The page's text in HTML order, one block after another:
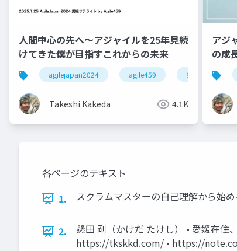
人間中心の先へ〜アジャイルを25年見続
けてきた僕が目指すこれからの未来
agilejapan2024 agile459 生命システム
Takeshi Kakeda 4.1K
アジ
の成
各ページのテキスト
1.
スクラムマスターの自己理解から始
2.
懸田 剛（かけだ たけし） • 愛媛在
https://tkskkd.com/ • https://